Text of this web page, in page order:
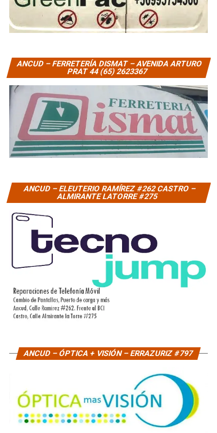
ANCUD – FERRETERÍA DISMAT – AVENIDA ARTURO
PRAT 44 (65) 2623367
ANCUD – ELEUTERIO RAMÍREZ #262 CASTRO –
ALMIRANTE LATORRE #275
ANCUD – ÓPTICA + VISIÓN – ERRAZURIZ #797